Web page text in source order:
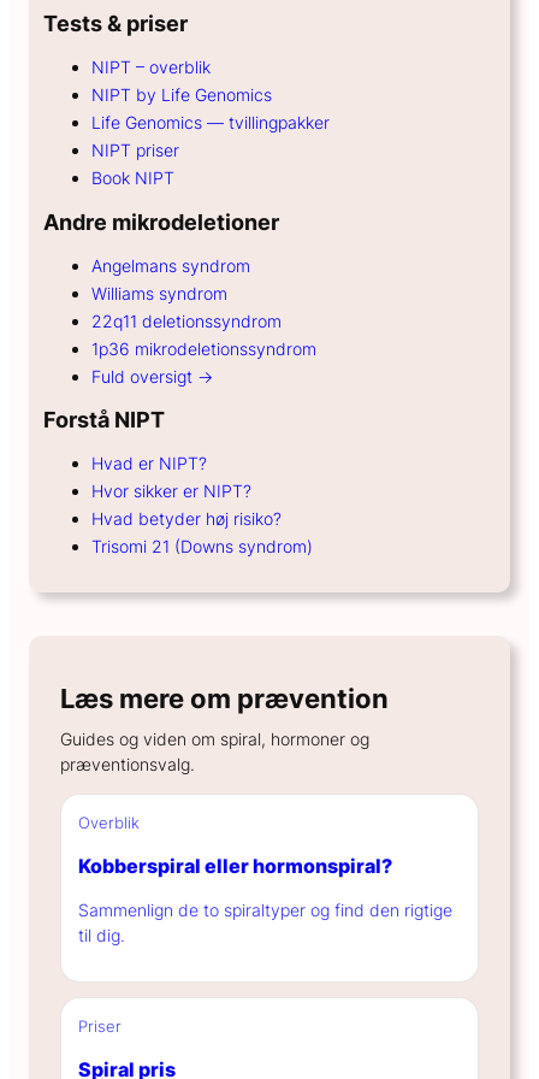
Tests & priser
NIPT – overblik
NIPT by Life Genomics
Life Genomics — tvillingpakker
NIPT priser
Book NIPT
Andre mikrodeletioner
Angelmans syndrom
Williams syndrom
22q11 deletionssyndrom
1p36 mikrodeletionssyndrom
Fuld oversigt →
Forstå NIPT
Hvad er NIPT?
Hvor sikker er NIPT?
Hvad betyder høj risiko?
Trisomi 21 (Downs syndrom)
Læs mere om prævention
Guides og viden om spiral, hormoner og
præventionsvalg.
Overblik
Kobberspiral eller hormonspiral?
Sammenlign de to spiraltyper og find den rigtige
til dig.
Priser
Spiral pris